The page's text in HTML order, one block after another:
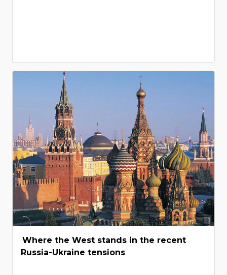
Where the West stands in the recent
Russia-Ukraine tensions